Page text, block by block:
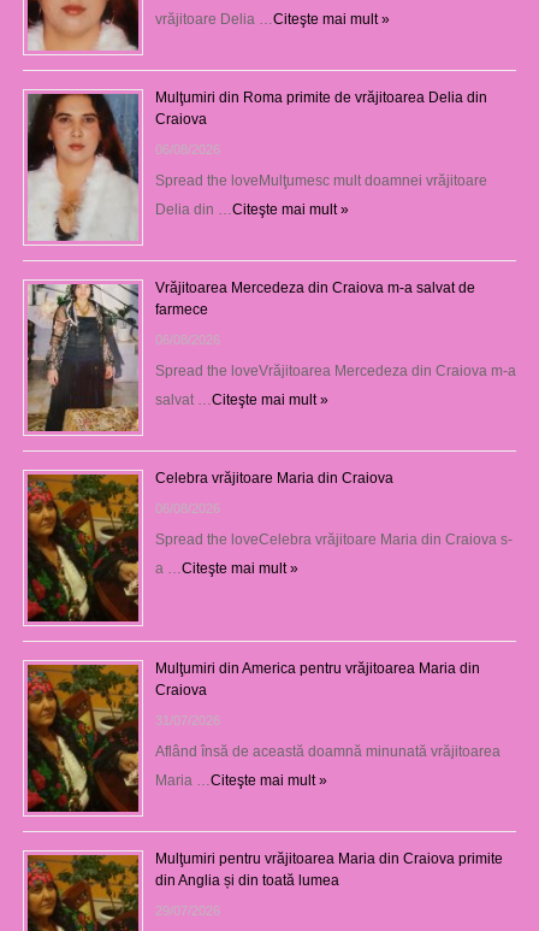
vrăjitoare Delia … Citeşte mai mult »
Mulţumiri din Roma primite de vrăjitoarea Delia din
Craiova
06/08/2026
Spread the loveMulţumesc mult doamnei vrăjitoare
Delia din … Citeşte mai mult »
Vrăjitoarea Mercedeza din Craiova m-a salvat de
farmece
06/08/2026
Spread the loveVrăjitoarea Mercedeza din Craiova m-a
salvat … Citeşte mai mult »
Celebra vrăjitoare Maria din Craiova
06/08/2026
Spread the loveCelebra vrăjitoare Maria din Craiova s-
a … Citeşte mai mult »
Mulţumiri din America pentru vrăjitoarea Maria din
Craiova
31/07/2026
Aflând însă de această doamnă minunată vrăjitoarea
Maria … Citeşte mai mult »
Mulţumiri pentru vrăjitoarea Maria din Craiova primite
din Anglia și din toată lumea
29/07/2026